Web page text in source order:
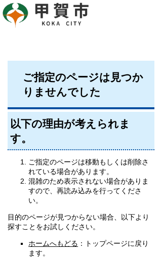
ご指定のページは見つか
りませんでした
以下の理由が考えられま
す。
ご指定のページは移動もしくは削除さ
れている場合があります。
混雑のため表示されない場合がありま
すので、再読み込みを行ってくださ
い。
目的のページが見つからない場合、以下より
探すことをお試しください。
ホームへもどる ：トップページに戻り
ます。